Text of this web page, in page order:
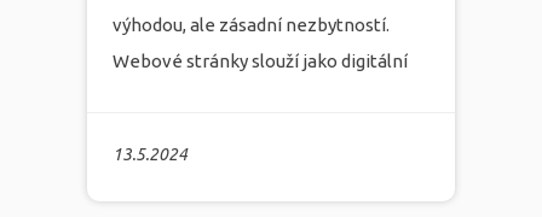
13.5.2024
výhodou, ale zásadní nezbytností.
Webové stránky slouží jako digitální
se specializuje natvorbu webových